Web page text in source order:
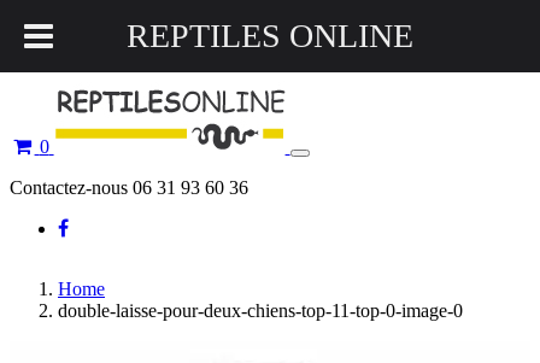
0
Toggle
Contactez-nous 06 31 93 60 36
Home
double-laisse-pour-deux-chiens-top-11-top-0-image-0
REPTILES ONLINE